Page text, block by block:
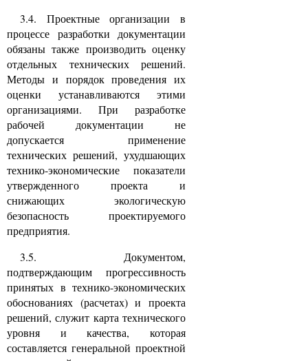
3.4. Проектные организации в
процессе разработки документации
обязаны также производить оценку
отдельных технических решений.
Методы и порядок проведения их
оценки устанавливаются этими
организациями. При разработке
рабочей документации не
допускается применение
технических решений, ухудшающих
технико-экономические показатели
утвержденного проекта и
снижающих экологическую
безопасность проектируемого
предприятия.
3.5. Документом,
подтверждающим прогрессивность
принятых в технико-экономических
обоснованиях (расчетах) и проекта
решений, служит карта технического
уровня и качества, которая
составляется генеральной проектной